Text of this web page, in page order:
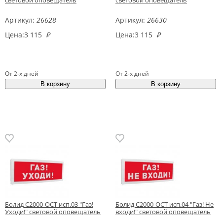
Артикул: 26628
Цена:3 115 ₽
От 2-х дней
Артикул: 26630
Цена:3 115 ₽
От 2-х дней
Болид С2000-ОСТ исп.03 "Газ!
Уходи!" световой оповещатель
Болид С2000-ОСТ исп.04 "Газ! Не
входи!" световой оповещатель